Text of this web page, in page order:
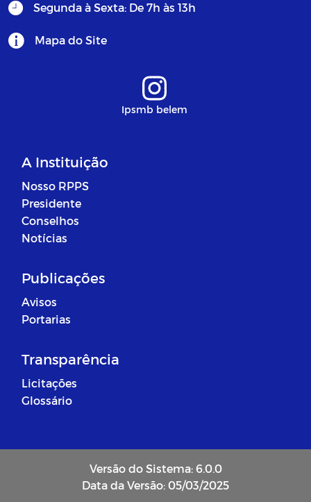
Segunda à Sexta: De 7h às 13h
Mapa do Site
Ipsmb belem
A Instituição
Nosso RPPS
Presidente
Conselhos
Notícias
Publicações
Avisos
Portarias
Transparência
Licitações
Glossário
Versão do Sistema: 6.0.0
Data da Versão: 05/03/2025